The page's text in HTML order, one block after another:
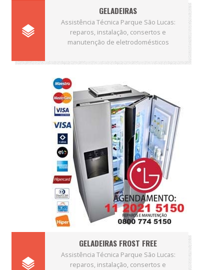
GELADEIRAS
Assistência Técnica Parque São Lucas:
reparos, instalação, consertos e
manutenção de eletrodomésticos
GELADEIRAS FROST FREE
Assistência Técnica Parque São Lucas:
reparos, instalação, consertos e